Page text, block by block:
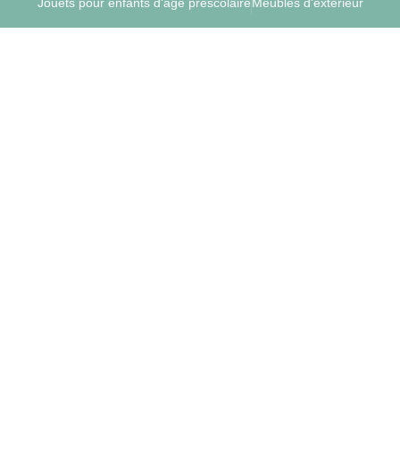
Jouets pour enfants d'âge préscolaireMeubles d'extérieur